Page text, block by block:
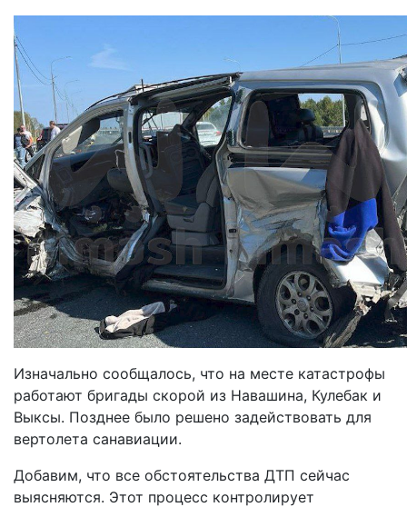
Изначально сообщалось, что на месте катастрофы
работают бригады скорой из Навашина, Кулебак и
Выксы. Позднее было решено задействовать для
вертолета санавиации.
Добавим, что все обстоятельства ДТП сейчас
выясняются. Этот процесс контролирует